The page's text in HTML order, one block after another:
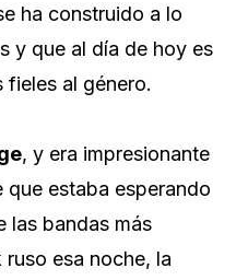
ha construido a lo
y que al día de hoy es
fieles al género.
, y era impresionante
estaba esperando
las bandas más
esa noche, la